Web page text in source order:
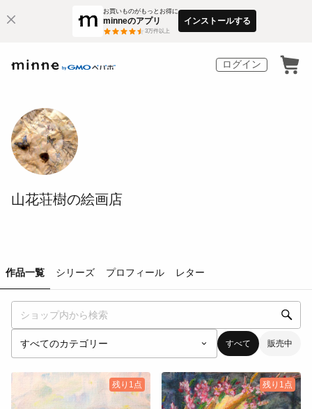
お買いものがもっとお得に
minneのアプリ
3万件以上
インストールする
ログイン
山花荘樹の絵画店
作品一覧 シリーズ プロフィール レター
すべて 販売中
残り1点 残り1点